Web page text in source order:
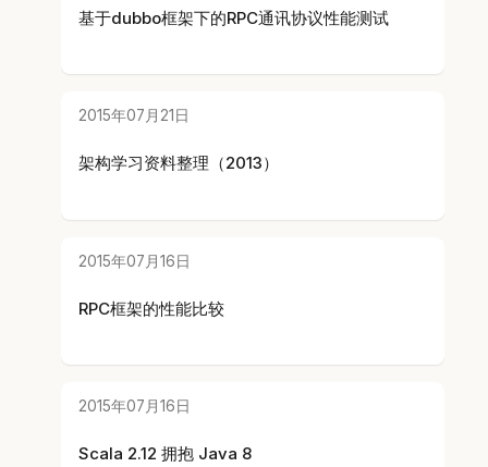
基于dubbo框架下的RPC通讯协议性能测试
2015年07月21日
架构学习资料整理（2013）
2015年07月16日
RPC框架的性能比较
2015年07月16日
Scala 2.12 拥抱 Java 8